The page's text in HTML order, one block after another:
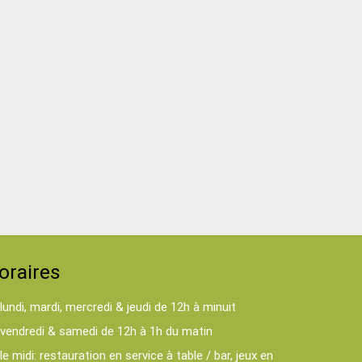
lundi, mardi, mercredi & jeudi de 12h à minuit
vendredi & samedi de 12h à 1h du matin
le midi: restauration en service à table / bar, jeux en